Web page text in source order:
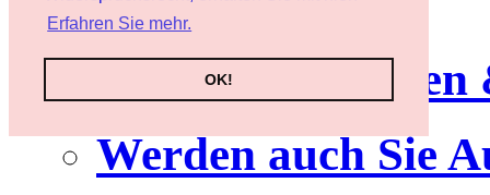
Erfahren Sie mehr.
OK!
Werden auch Sie